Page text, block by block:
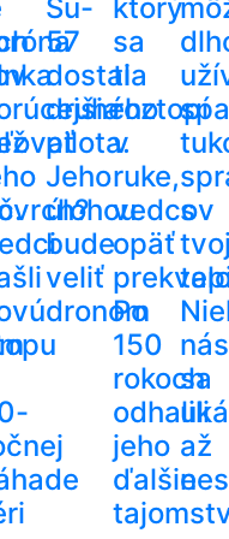
Su-
57
dostala
druhého
pilota.
Jeho
úlohou
bude
veliť
dronom
ktorý
sa
ti
roztopí
v
ruke,
vedcov
opäť
Po
150
rokoch
odhalili
jeho
ďalšie
s
sa
až